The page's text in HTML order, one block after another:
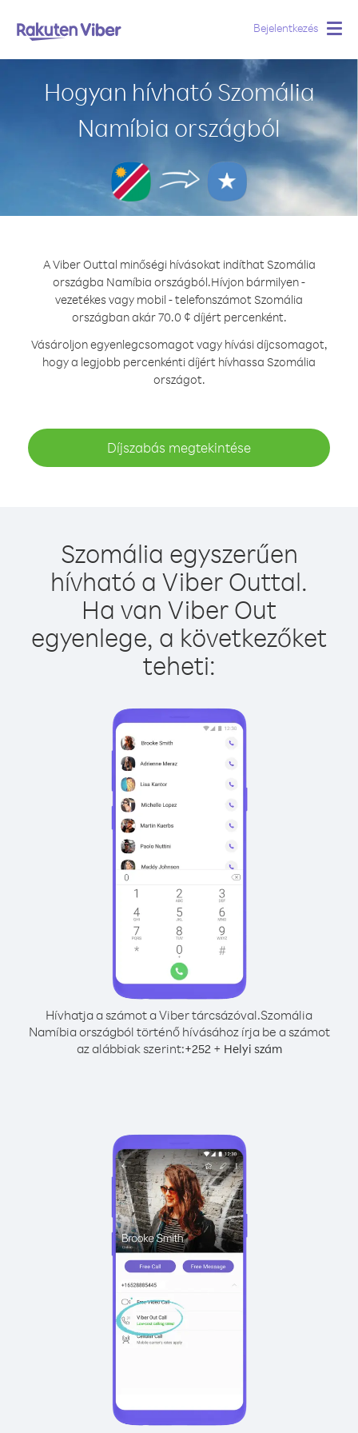
Bejelentkezés
Hogyan hívható Szomália
Namíbia országból
A Viber Outtal minőségi hívásokat indíthat Szomália
országba Namíbia országból.Hívjon bármilyen -
vezetékes vagy mobil - telefonszámot Szomália
országban akár 70.0 ¢ díjért percenként.
Vásároljon egyenlegcsomagot vagy hívási díjcsomagot,
hogy a legjobb percenkénti díjért hívhassa Szomália
országot.
Díjszabás megtekintése
Szomália egyszerűen
hívható a Viber Outtal.
Ha van Viber Out
egyenlege, a következőket
teheti:
Hívhatja a számot a Viber tárcsázóval.Szomália
Namíbia országból történő hívásához írja be a számot
az alábbiak szerint:+252+ Helyi szám